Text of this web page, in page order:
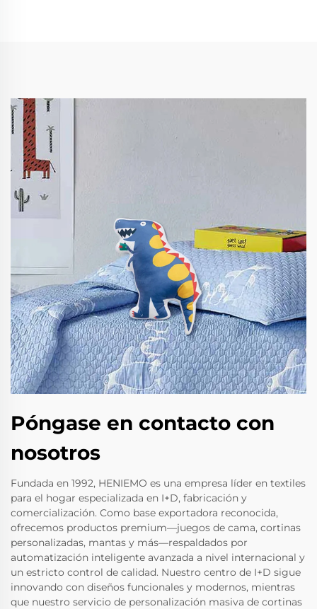
Póngase en contacto con
nosotros
Fundada en 1992, HENIEMO es una empresa líder en textiles
para el hogar especializada en I+D, fabricación y
comercialización. Como base exportadora reconocida,
ofrecemos productos premium—juegos de cama, cortinas
personalizadas, mantas y más—respaldados por
automatización inteligente avanzada a nivel internacional y
un estricto control de calidad. Nuestro centro de I+D sigue
innovando con diseños funcionales y modernos, mientras
que nuestro servicio de personalización masiva de cortinas